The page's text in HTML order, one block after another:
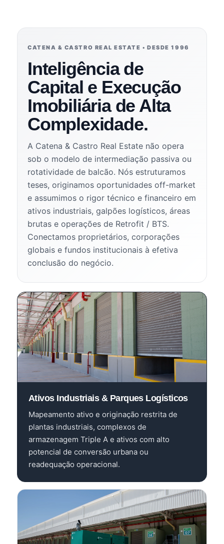
CATENA & CASTRO REAL ESTATE • DESDE 1996
Inteligência de
Capital e Execução
Imobiliária de Alta
Complexidade.
A Catena & Castro Real Estate não opera
sob o modelo de intermediação passiva ou
rotatividade de balcão. Nós estruturamos
teses, originamos oportunidades off-market
e assumimos o rigor técnico e financeiro em
ativos industriais, galpões logísticos, áreas
brutas e operações de Retrofit / BTS.
Conectamos proprietários, corporações
globais e fundos institucionais à efetiva
conclusão do negócio.
Ativos Industriais & Parques Logísticos
Mapeamento ativo e originação restrita de
plantas industriais, complexos de
armazenagem Triple A e ativos com alto
potencial de conversão urbana ou
readequação operacional.